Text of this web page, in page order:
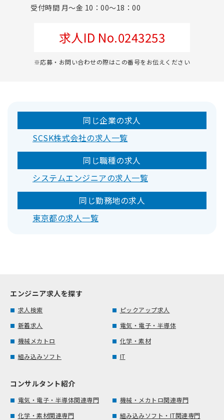
受付時間 月～金 10：00～18：00
求人ID No.0243253
※応募・お問い合わせの際はこの番号をお伝えください
同じ企業の求人
SCSK株式会社の求人一覧
同じ職種の求人
システムエンジニアの求人一覧
同じ勤務地の求人
東京都の求人一覧
エンジニア求人を探す
求人検索
ピックアップ求人
新着求人
電気・電子・半導体
機械メカトロ
化学・素材
組み込みソフト
IT
コンサルタント紹介
電気・電子・半導体関連専門
機械・メカトロ関連専門
化学・素材関連専門
組み込みソフト・IT関連専門